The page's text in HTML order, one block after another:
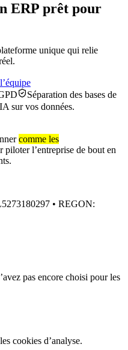
ERP prêt pour
unique qui relie
Séparation des bases de
sur vos données.
comme les
piloter l’entreprise de bout en
• REGON:
pas encore choisi pour les
cookies d’analyse.